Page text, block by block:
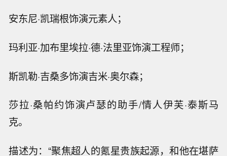
安东尼·凯瑞根饰演元素人；
玛利亚·加布里埃拉·德·法里亚饰演工程师；
斯凯勒·吉桑多饰演吉米·奥尔森；
莎拉·桑帕约饰演卢瑟的助手/情人伊芙·泰斯马
克。
描述为：“聚焦超人的氪星贵族起源，和他在堪萨